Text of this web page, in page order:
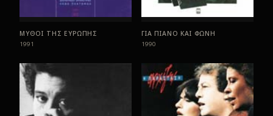
ΜΥΘΟΙ ΤΗΣ ΕΥΡΩΠΗΣ
1991
ΓΙΑ ΠΙΑΝΟ ΚΑΙ ΦΩΝΗ
1990